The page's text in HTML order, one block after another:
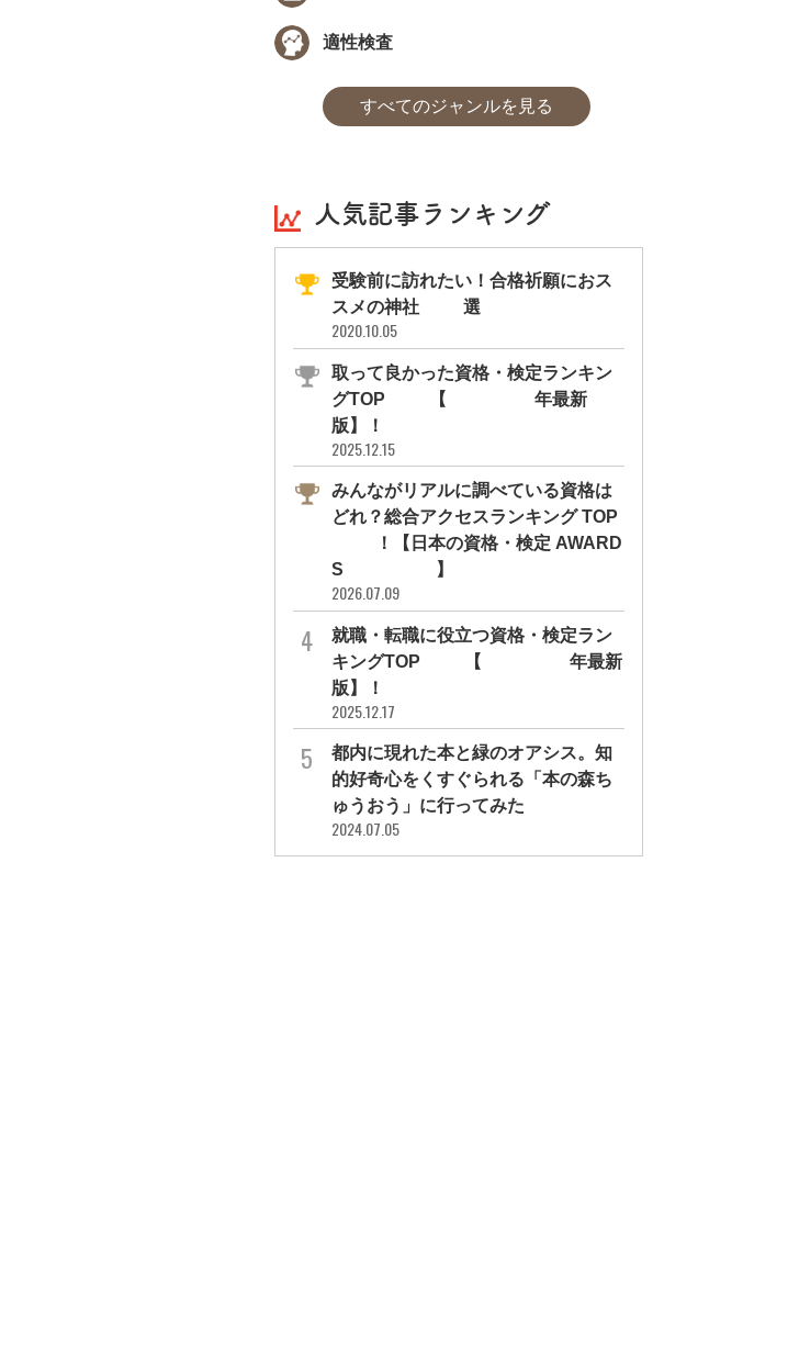
適性検査
すべてのジャンルを見る
人気記事ランキング
受験前に訪れたい！合格祈願におス
スメの神社11選
2020.10.05
取って良かった資格・検定ランキン
グTOP10【2026年最新
版】！
2025.12.15
みんながリアルに調べている資格は
どれ？総合アクセスランキング TOP
10！【日本の資格・検定 AWARD
S 2026】
2026.07.09
就職・転職に役立つ資格・検定ラン
キングTOP30【2026年最新
版】！
2025.12.17
都内に現れた本と緑のオアシス。知
的好奇心をくすぐられる「本の森ち
ゅうおう」に行ってみた
2024.07.05